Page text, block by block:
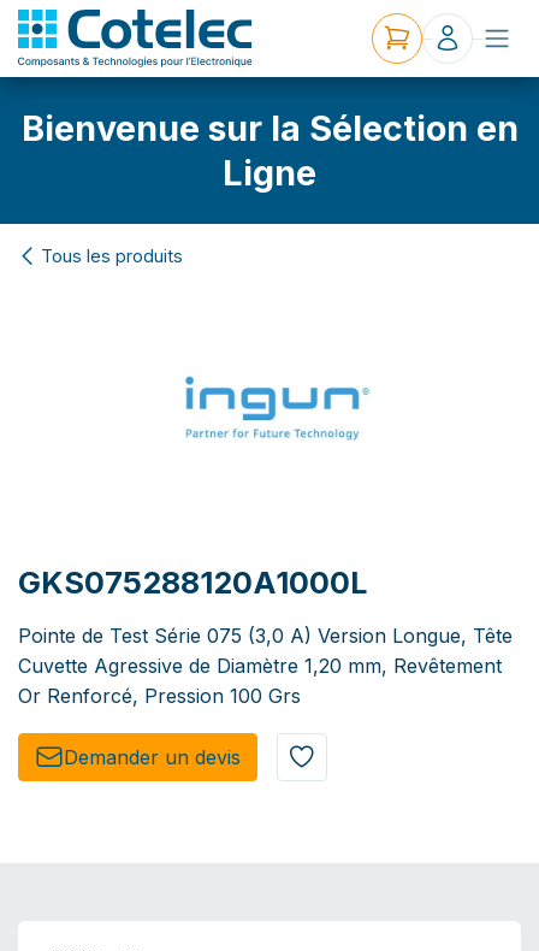
Bienvenue sur la Sélection en
Ligne
Tous les produits
GKS075288120A1000L
Pointe de Test Série 075 (3,0 A) Version Longue, Tête
Cuvette Agressive de Diamètre 1,20 mm, Revêtement
Or Renforcé, Pression 100 Grs
Demander un de​​vis​​